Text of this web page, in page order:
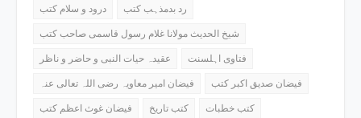
درود و سلام کتب
رد بدمذہب کتب
شیخ الحدیث مولانا غلام رسول قاسمی صاحب کتب
عقیدہ حیات النبی و حاضر و ناظر
فتاوی اہلسنت
فیضان امیر معاویہ رضی اللہ تعالی عنہ
فیضان صدیق اکبر کتب
فیضان غوث اعظم کتب
کتب تاریخ
کتب خطبات